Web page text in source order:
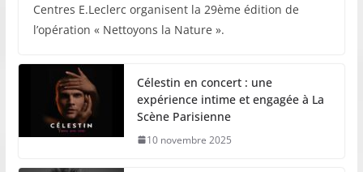
Centres E.Leclerc organisent la 29ème édition de
l’opération « Nettoyons la Nature ».
Célestin en concert : une
expérience intime et engagée à La
Scène Parisienne
10 novembre 2025